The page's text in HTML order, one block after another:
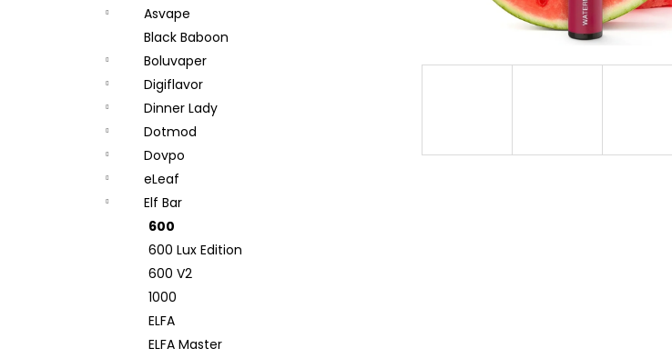
Asvape
Black Baboon
Boluvaper
Digiflavor
Dinner Lady
Dotmod
Dovpo
eLeaf
Elf Bar
600
600 Lux Edition
600 V2
1000
ELFA
ELFA Master
DEKANG DESERT SHIP 10ML 11MG
154 Kč
Původně:195 Kč